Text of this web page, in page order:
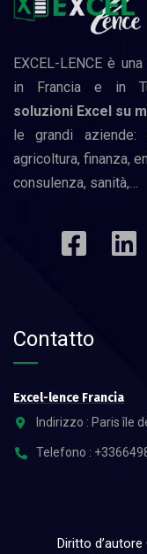
EXCEL-LENCE è
in Francia e in
soluzioni Excel su
le grandi aziende:
agricoltura, finanza,
consulenza, sanità,…
Contatto
Excel-lence Francia
Indirizzo : Paris île
Telefono :
Diritto